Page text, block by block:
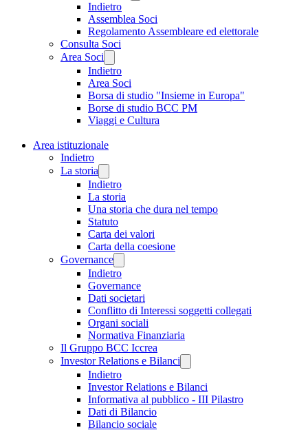
Indietro
Assemblea Soci
Regolamento Assembleare ed elettorale
Consulta Soci
Area Soci
Indietro
Area Soci
Borsa di studio "Insieme in Europa"
Borse di studio BCC PM
Viaggi e Cultura
Area istituzionale
Indietro
La storia
Indietro
La storia
Una storia che dura nel tempo
Statuto
Carta dei valori
Carta della coesione
Governance
Indietro
Governance
Dati societari
Conflitto di Interessi soggetti collegati
Organi sociali
Normativa Finanziaria
Il Gruppo BCC Iccrea
Investor Relations e Bilanci
Indietro
Investor Relations e Bilanci
Informativa al pubblico - III Pilastro
Dati di Bilancio
Bilancio sociale